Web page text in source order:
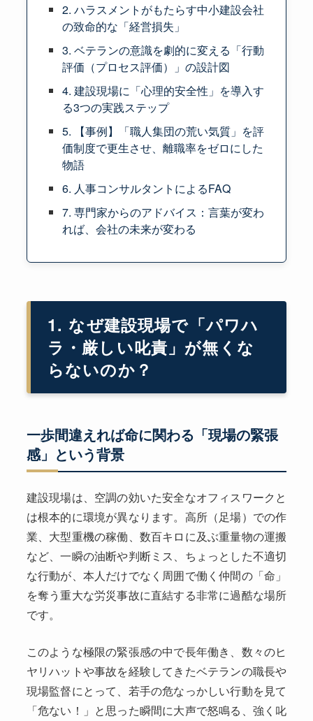
2. ハラスメントがもたらす中小建設会社
の致命的な「経営損失」
3. ベテランの意識を劇的に変える「行動
評価（プロセス評価）」の設計図
4. 建設現場に「心理的安全性」を導入す
る3つの実践ステップ
5. 【事例】「職人集団の荒い気質」を評
価制度で更生させ、離職率をゼロにした
物語
6. 人事コンサルタントによるFAQ
7. 専門家からのアドバイス：言葉が変わ
れば、会社の未来が変わる
1. なぜ建設現場で「パワハ
ラ・厳しい叱責」が無くな
らないのか？
一歩間違えれば命に関わる「現場の緊張
感」という背景
建設現場は、空調の効いた安全なオフィスワークと
は根本的に環境が異なります。高所（足場）での作
業、大型重機の稼働、数百キロに及ぶ重量物の運搬
など、一瞬の油断や判断ミス、ちょっとした不適切
な行動が、本人だけでなく周囲で働く仲間の「命」
を奪う重大な労災事故に直結する非常に過酷な場所
です。
このような極限の緊張感の中で長年働き、数々のヒ
ヤリハットや事故を経験してきたベテランの職長や
現場監督にとって、若手の危なっかしい行動を見て
「危ない！」と思った瞬間に大声で怒鳴る、強く叱